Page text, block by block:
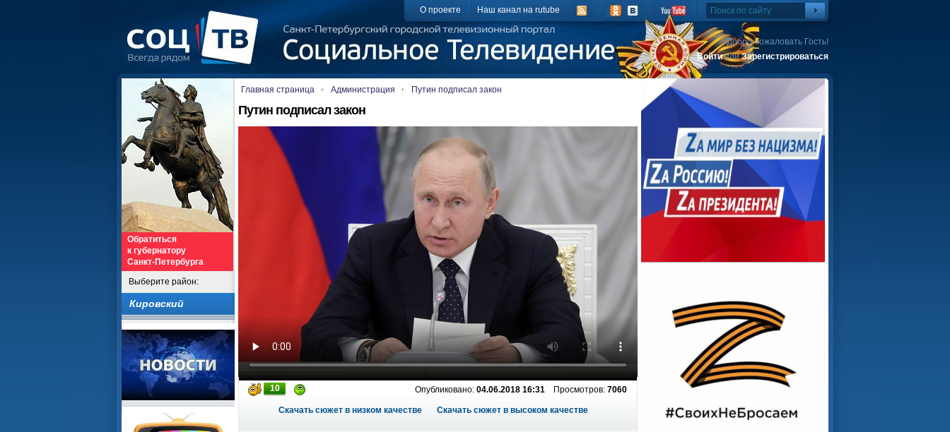
О проекте Наш канал на rutube
Добро пожаловать Гость!
ВойтиилиЗарегистрироваться
Обратиться
к губернатору
Санкт-Петербурга
Выберите район:
Кировский
Главная страница Администрация Путин подписал закон
Путин подписал закон
10 Опубликовано: 04.06.2018 16:31 Просмотров: 7060
Скачать сюжет в низком качестве Скачать сюжет в высоком качестве